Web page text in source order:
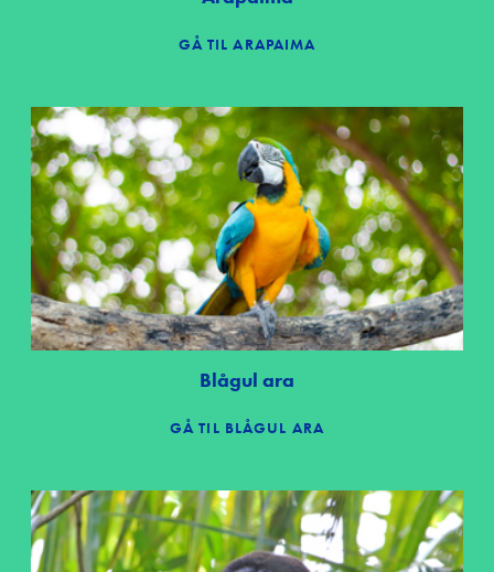
GÅ TIL ARAPAIMA
Blågul ara
GÅ TIL BLÅGUL ARA